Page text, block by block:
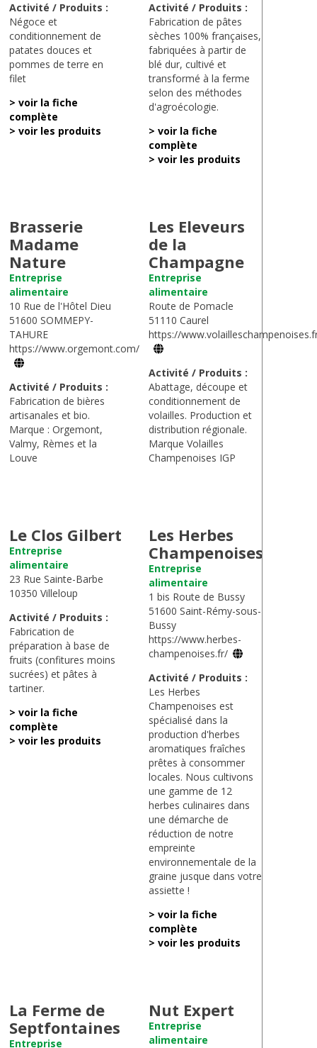
Activité / Produits :
Négoce et
conditionnement de
patates douces et
pommes de terre en
filet
> voir la fiche
complète
> voir les produits
Activité / Produits :
Fabrication de pâtes
sèches 100% françaises,
fabriquées à partir de
blé dur, cultivé et
transformé à la ferme
selon des méthodes
d'agroécologie.
> voir la fiche
complète
> voir les produits
Brasserie
Madame
Nature
Entreprise
alimentaire
10 Rue de l'Hôtel Dieu
51600 SOMMEPY-
TAHURE
https://www.orgemont.com/
Activité / Produits :
Fabrication de bières
artisanales et bio.
Marque : Orgemont,
Valmy, Rèmes et la
Louve
Les Eleveurs
de la
Champagne
Entreprise
alimentaire
Route de Pomacle
51110 Caurel
https://
Activité / Produits :
Abattage, découpe et
conditionnement de
volailles. Production et
distribution régionale.
Marque Volailles
Champenoises IGP
Le Clos Gilbert
Entreprise
alimentaire
23 Rue Sainte-Barbe
10350 Villeloup
Activité / Produits :
Fabrication de
préparation à base de
fruits (confitures moins
sucrées) et pâtes à
tartiner.
> voir la fiche
complète
> voir les produits
Les Herbes
Champenoises
Entreprise
alimentaire
1 bis Route de Bussy
51600 Saint-Rémy-sous-
Bussy
https://www.herbes-
champenoises.fr/
Activité / Produits :
Les Herbes
Champenoises est
spécialisé dans la
production d'herbes
aromatiques fraîches
prêtes à consommer
locales. Nous cultivons
une gamme de 12
herbes culinaires dans
une démarche de
réduction de notre
empreinte
environnementale de la
graine jusque dans votre
assiette !
> voir la fiche
complète
> voir les produits
La Ferme de
Septfontaines
Entreprise
Nut Expert
Entreprise
alimentaire